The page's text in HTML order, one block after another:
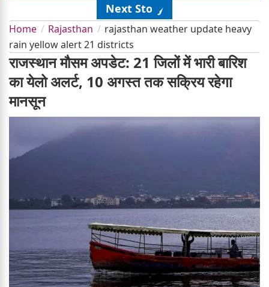
Next Story
Home Rajasthan
rajasthan weather update heavy
rain yellow alert 21 districts
राजस्थान मौसम अपडेट: 21 जिलों में भारी बारिश
का येलो अलर्ट, 10 अगस्त तक सक्रिय रहेगा
मानसून